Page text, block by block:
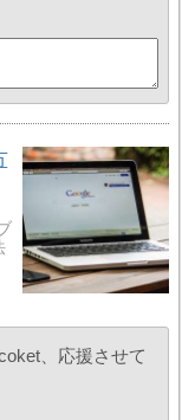
、応援させて